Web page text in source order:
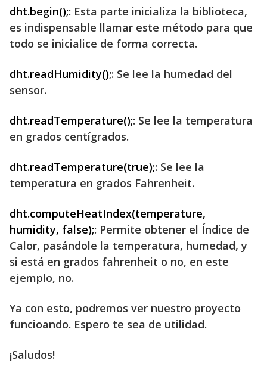
dht.begin();: Esta parte inicializa la biblioteca,
es indispensable llamar este método para que
todo se inicialice de forma correcta.
dht.readHumidity();: Se lee la humedad del
sensor.
dht.readTemperature();: Se lee la temperatura
en grados centígrados.
dht.readTemperature(true);: Se lee la
temperatura en grados Fahrenheit.
dht.computeHeatIndex(temperature,
humidity, false);: Permite obtener el Índice de
Calor, pasándole la temperatura, humedad, y
si está en grados fahrenheit o no, en este
ejemplo, no.
Ya con esto, podremos ver nuestro proyecto
funcioando. Espero te sea de utilidad.
¡Saludos!